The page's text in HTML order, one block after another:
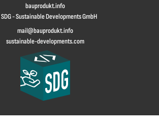
bauprodukt.info
- Sustainable Developments GmbH
mail@bauprodukt.info
sustainable-developments.com